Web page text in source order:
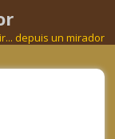
depuis un mirador